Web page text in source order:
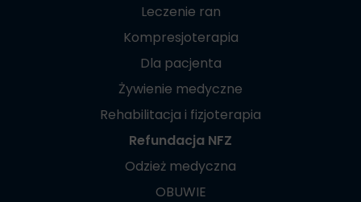
Leczenie ran
Kompresjoterapia
Dla pacjenta
Żywienie medyczne
Rehabilitacja i fizjoterapia
Refundacja NFZ
Odzież medyczna
OBUWIE